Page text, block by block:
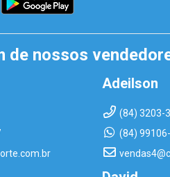
de nossos
Adeilson
(84) 3203-
(84)